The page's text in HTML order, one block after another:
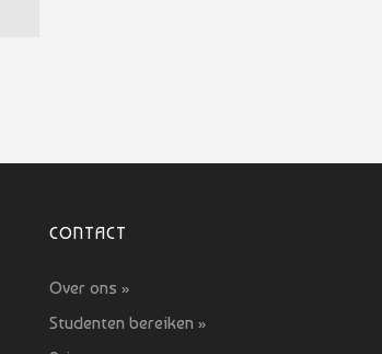
CONTACT
Over ons »
Studenten bereiken »